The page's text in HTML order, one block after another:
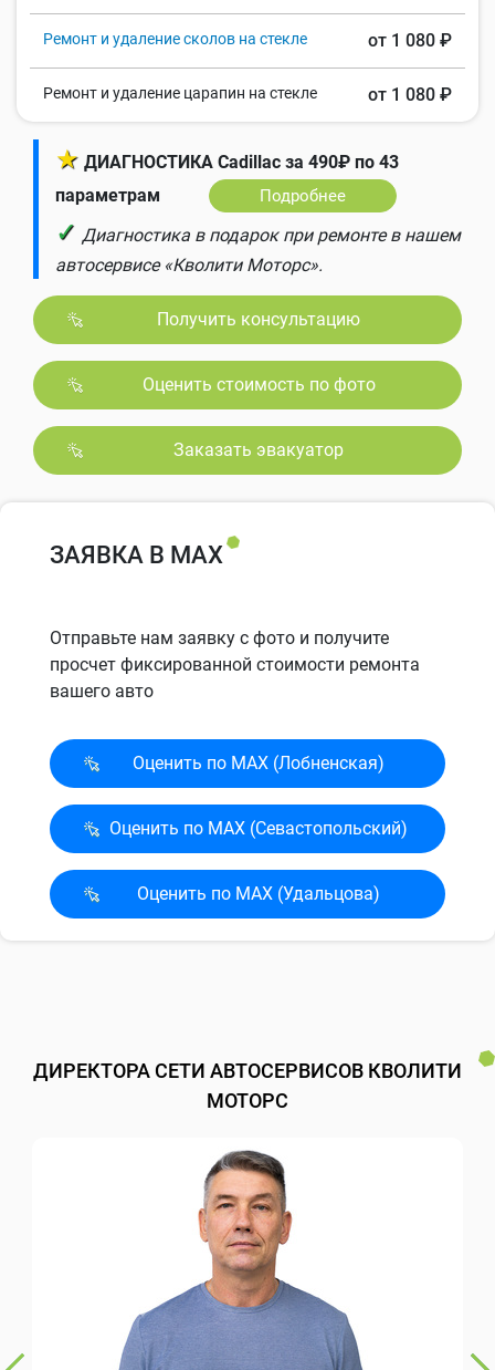
Ремонт и удаление сколов на стекле от 1 080 ₽
Ремонт и удаление царапин на стекле от 1 080 ₽
★ ДИАГНОСТИКА Cadillac за 490₽ по 43
параметрам
Подробнее
✓ Диагностика в подарок при ремонте в нашем
автосервисе «Кволити Моторс».
Получить консультацию
Оценить стоимость по фото
Заказать эвакуатор
ЗАЯВКА В MAX
Отправьте нам заявку с фото и получите
просчет фиксированной стоимости ремонта
вашего авто
Оценить по MAX (Лобненская)
Оценить по MAX (Севасто­польский)
Оценить по MAX (Удальцова)
ДИРЕКТОРА СЕТИ АВТОСЕРВИСОВ КВОЛИТИ
МОТОРС